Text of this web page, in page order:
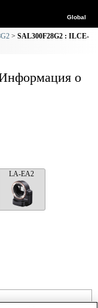
Global
SAL300F28G2 : ILCE-
о
LA-EA2